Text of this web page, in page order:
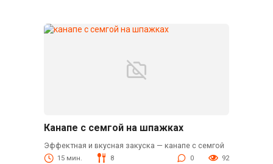
Канапе с семгой на шпажках
Эффектная и вкусная закуска — канапе с семгой
15 мин. 8 0 92